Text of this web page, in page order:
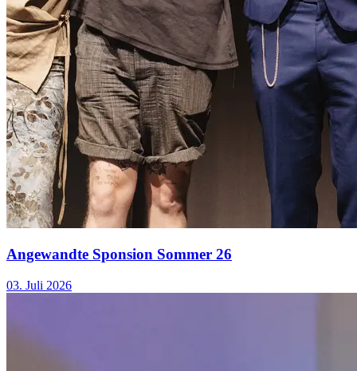
Angewandte Sponsion Sommer 26
03. Juli 2026